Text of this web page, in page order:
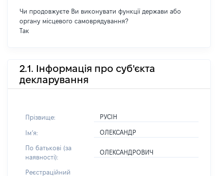
Чи продовжуєте Ви виконувати функції держави або
органу місцевого самоврядування?
Так
2.1. Інформація про суб'єкта
декларування
Прізвище: РУСІН
Імʼя: ОЛЕКСАНДР
По батькові (за
наявності):
ОЛЕКСАНДРОВИЧ
Реєстраційний